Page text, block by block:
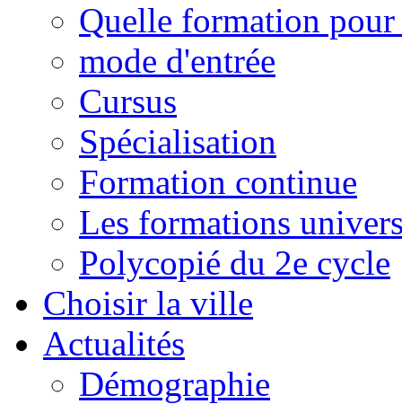
Quelle formation pour
mode d'entrée
Cursus
Spécialisation
Formation continue
Les formations
Polycopié du 2e cycle
Choisir la ville
Actualités
Démographie